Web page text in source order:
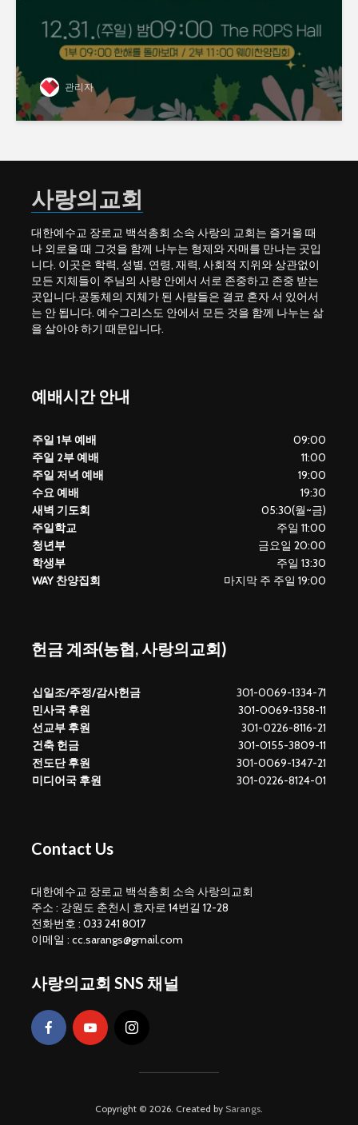
관리자
사랑의교회
대한예수교 장로교 백석총회 소속 사랑의 교회는 즐거울 때
나 외로울 때 그것을 함께 나누는 형제와 자매를 만나는 곳입
니다. 이곳은 학력, 성별, 연령, 재력, 사회적 지위와 상관없이
모든 지체들이 주님의 사랑 안에서 서로 존중하고 존중 받는
곳입니다.공동체의 지체가 된 사람들은 결코 혼자 서 있어서
는 안 됩니다. 예수그리스도 안에서 모든 것을 함께 나누는 삶
을 살아야 하기 때문입니다.
예배시간 안내
주일 1부 예배
09:00
주일 2부 예배
11:00
주일 저녁 예배
19:00
수요 예배
19:30
새벽 기도회
05:30(월~금)
주일학교
주일 11:00
청년부
금요일 20:00
학생부
주일 13:30
WAY 찬양집회
마지막 주 주일 19:00
헌금 계좌(농협, 사랑의교회)
십일조/주정/감사헌금
301-0069-1334-71
민사국 후원
301-0069-1358-11
선교부 후원
301-0226-8116-21
건축 헌금
301-0155-3809-11
전도단 후원
301-0069-1347-21
미디어국 후원
301-0226-8124-01
Contact Us
대한예수교 장로교 백석총회 소속 사랑의교회
주소 : 강원도 춘천시 효자로 14번길 12-28
전화번호 : 033 241 8017
이메일 : cc.sarangs@gmail.com
사랑의교회 SNS 채널
Copyright © 2026. Created by Sarangs.